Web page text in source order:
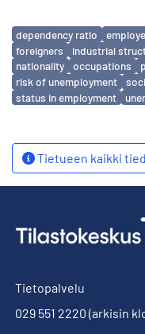
Avainsanat
dependency ratio
foreigners
industrial
nationality
occupations
risk of unemployment
status in employment
Tietueen kaikki
Tietopalvelu
029 551 2220 (arkisin